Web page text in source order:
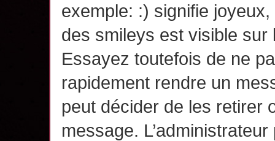
exemple: :) signifie
des smileys est visible
Essayez toutefois de ne
rapidement rendre un
peut décider de les retirer
message.